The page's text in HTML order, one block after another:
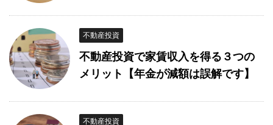
不動産投資
不動産投資で家賃収入を得る３つの
メリット【年金が減額は誤解です】
不動産投資